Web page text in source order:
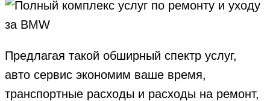
Предлагая такой обширный спектр услуг,
авто сервис экономим ваше время,
транспортные расходы и расходы на ремонт,